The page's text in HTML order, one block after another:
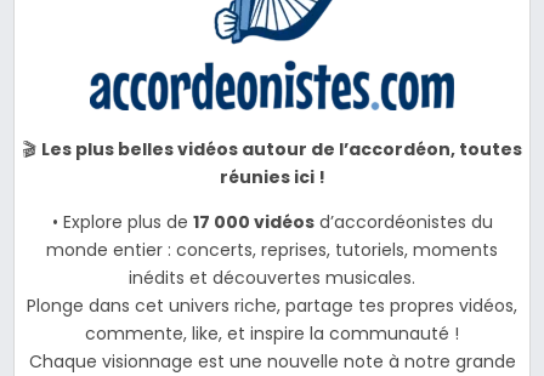
🎬 Les plus belles vidéos autour de l’accordéon, toutes
réunies ici !
• Explore plus de 17 000 vidéosd’accordéonistes du
monde entier : concerts, reprises, tutoriels, moments
inédits et découvertes musicales.
Plonge dans cet univers riche, partage tes propres vidéos,
commente, like, et inspire la communauté !
Chaque visionnage est une nouvelle note à notre grande